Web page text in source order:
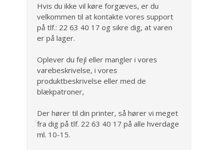
Hvis du ikke vil køre forgæves, er du
velkommen til at kontakte vores support
på tlf.: 22 63 40 17 og sikre dig, at varen
er på lager.
Oplever du fejl eller mangler i vores
varebeskrivelse, i vores
produktbeskrivelse eller med de
blækpatroner,
Der hører til din printer, så hører vi meget
fra dig på tlf. 22 63 40 17 på alle hverdage
ml. 10-15.